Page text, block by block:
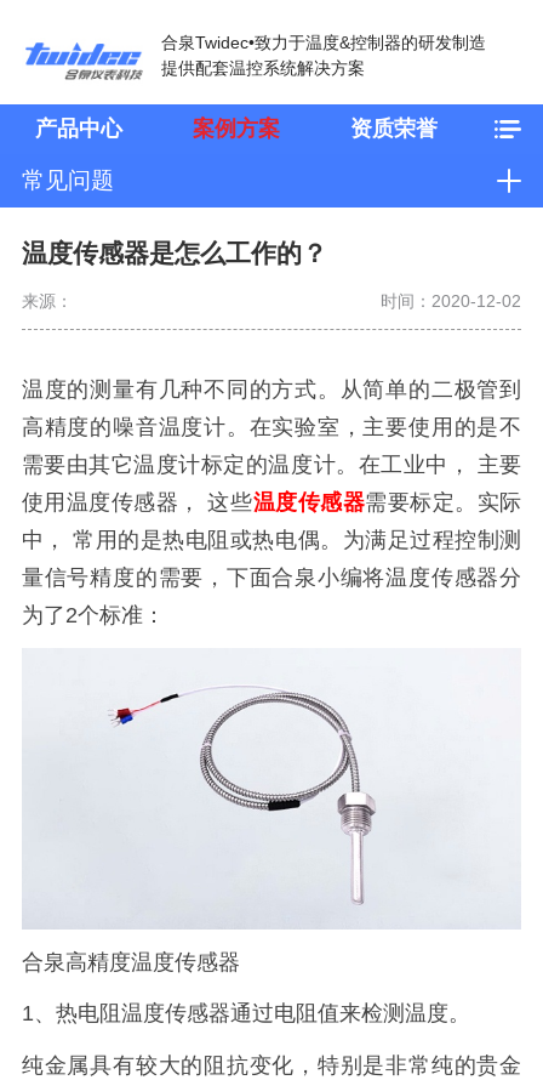
合泉Twidec•致力于温度&控制器的研发制造
提供配套温控系统解决方案
产品中心 案例方案 资质荣誉
常见问题
温度传感器是怎么工作的？
来源： 时间：2020-12-02
温度的测量有几种不同的方式。从简单的二极管到
高精度的噪音温度计。在实验室，主要使用的是不
需要由其它温度计标定的温度计。在工业中， 主要
使用温度传感器， 这些温度传感器需要标定。实际
中， 常用的是热电阻或热电偶。为满足过程控制测
量信号精度的需要，下面合泉小编将温度传感器分
为了2个标准：
合泉高精度温度传感器
1、热电阻温度传感器通过电阻值来检测温度。
纯金属具有较大的阻抗变化，特别是非常纯的贵金